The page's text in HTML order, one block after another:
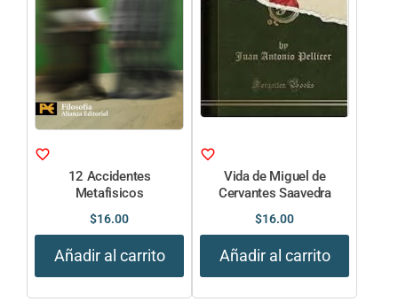
12 Accidentes
Metafisicos
$16.00
Añadir al carrito
Vida de Miguel de
Cervantes Saavedra
$16.00
Añadir al carrito